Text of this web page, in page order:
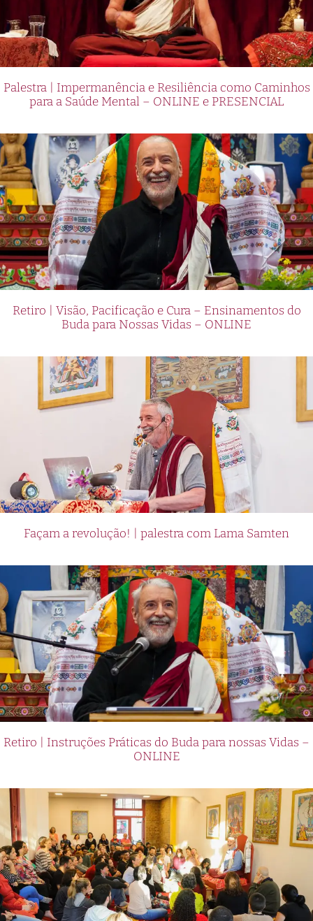
Palestra | Impermanência e Resiliência como Caminhos
para a Saúde Mental – ONLINE e PRESENCIAL
Retiro | Visão, Pacificação e Cura – Ensinamentos do
Buda para Nossas Vidas – ONLINE
Façam a revolução! | palestra com Lama Samten
Retiro | Instruções Práticas do Buda para nossas Vidas –
ONLINE